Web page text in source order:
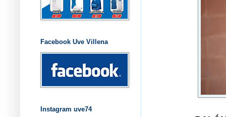
Facebook Uve Villena
Instagram uve74